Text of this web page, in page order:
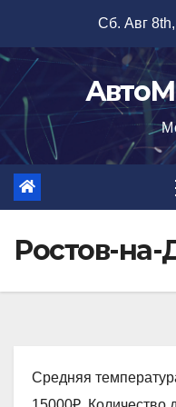
содержимому
Сб. Авг
Ростов-на-
Средняя